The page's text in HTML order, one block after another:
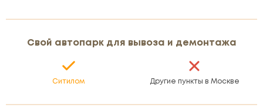
Свой автопарк для вывоза и демонтажа
Ситилом Другие пункты в Москве